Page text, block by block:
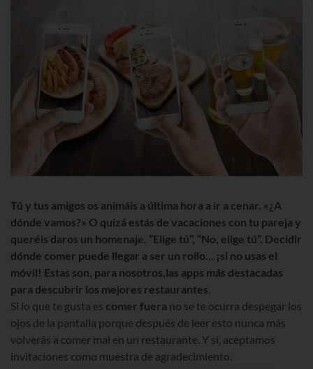
Tú y tus amigos os animáis a última hora a ir a cenar. «¿A
dónde vamos?» O quizá estás de vacaciones con tu pareja y
queréis daros un homenaje. ”Elige tú”, “No, elige tú”. Decidir
dónde comer puede llegar a ser un rollo… ¡si no usas el
móvil! Estas son, para nosotros,las apps más destacadas
para descubrir los mejores restaurantes.
Si lo que te gusta es comer fuera no se te ocurra despegar los
ojos de la pantalla porque después de leer esto nunca más
volverás a comer mal en un restaurante. Y sí, aceptamos
invitaciones como muestra de agradecimiento.